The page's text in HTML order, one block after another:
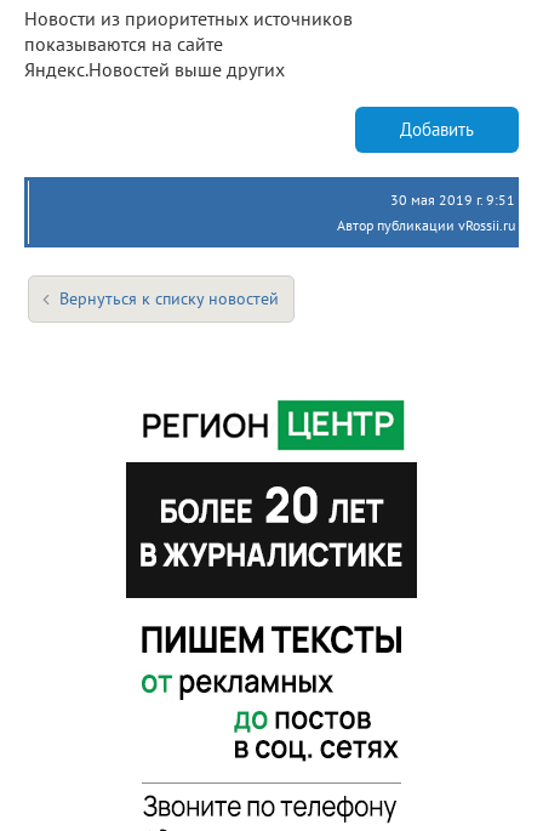
Новости из приоритетных источников
показываются на сайте
Яндекс.Новостей выше других
Добавить
30 мая 2019 г. 9:51
Автор публикации vRossii.ru
Вернуться к списку новостей